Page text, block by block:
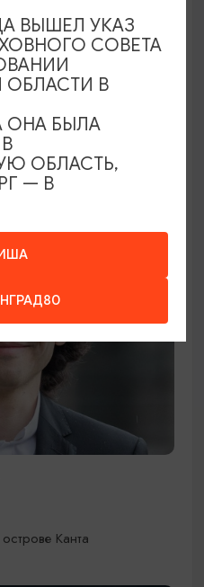
Канта
ВЫШЕЛ УКАЗ
СОВЕТА
ОБЛАСТИ В
ОНА БЫЛА
ОБЛАСТЬ,
— В